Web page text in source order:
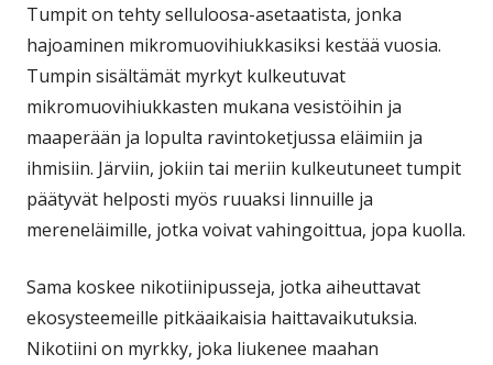
Tumpit on tehty selluloosa-asetaatista, jonka
hajoaminen mikromuovihiukkasiksi kestää vuosia.
Tumpin sisältämät myrkyt kulkeutuvat
mikromuovihiukkasten mukana vesistöihin ja
maaperään ja lopulta ravintoketjussa eläimiin ja
ihmisiin. Järviin, jokiin tai meriin kulkeutuneet tumpit
päätyvät helposti myös ruuaksi linnuille ja
mereneläimille, jotka voivat vahingoittua, jopa kuolla.
Sama koskee nikotiinipusseja, jotka aiheuttavat
ekosysteemeille pitkäaikaisia haittavaikutuksia.
Nikotiini on myrkky, joka liukenee maahan